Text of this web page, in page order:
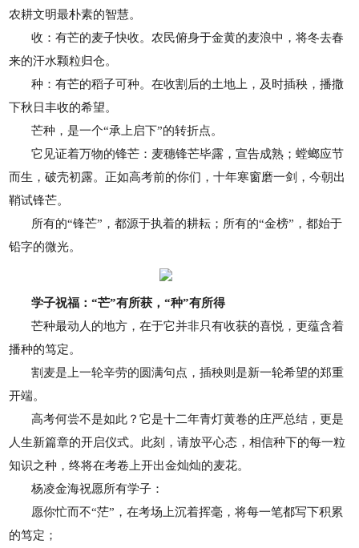
农耕文明最朴素的智慧。
收：有芒的麦子快收。农民俯身于金黄的麦浪中，将冬去春
来的汗水颗粒归仓。
种：有芒的稻子可种。在收割后的土地上，及时插秧，播撒
下秋日丰收的希望。
芒种，是一个“承上启下”的转折点。
它见证着万物的锋芒：麦穗锋芒毕露，宣告成熟；螳螂应节
而生，破壳初露。正如高考前的你们，十年寒窗磨一剑，今朝出
鞘试锋芒。
所有的“锋芒”，都源于执着的耕耘；所有的“金榜”，都始于
铅字的微光。
学子祝福：“芒”有所获，“种”有所得
芒种最动人的地方，在于它并非只有收获的喜悦，更蕴含着
播种的笃定。
割麦是上一轮辛劳的圆满句点，插秧则是新一轮希望的郑重
开端。
高考何尝不是如此？它是十二年青灯黄卷的庄严总结，更是
人生新篇章的开启仪式。此刻，请放平心态，相信种下的每一粒
知识之种，终将在考卷上开出金灿灿的麦花。
杨凌金海祝愿所有学子：
愿你忙而不“茫”，在考场上沉着挥毫，将每一笔都写下积累
的笃定；